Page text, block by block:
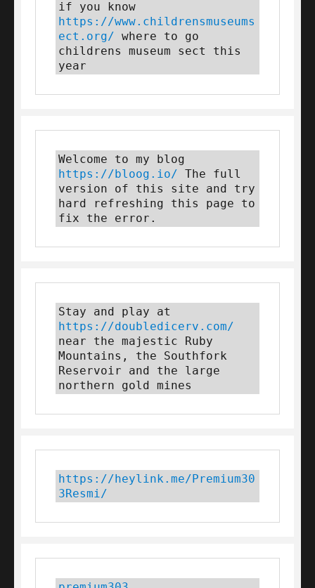
https://www.childrensmuseums
ect.org/ where to go
childrens museum sect this
year
https://bloog.io/ The full
version of this site and try
hard refreshing this page to
fix the error.
https://doubledicerv.com/
near the majestic Ruby
Mountains, the Southfork
Reservoir and the large
northern gold mines
https://heylink.me/Premium30
3Resmi/